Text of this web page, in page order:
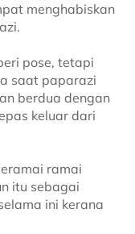
menghabiskan
pose, tetapi
saat paparazi
berdua dengan
keluar dari
ramai
itu sebagai
ini kerana